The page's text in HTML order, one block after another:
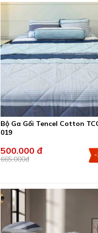
Bộ Ga Gối Tencel Cotton
019
500.000 đ
665.000đ
-